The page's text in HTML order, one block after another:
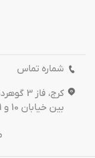
شماره تماس
کرج،
بین خیابان 10 و 11 فروشگاه بازی بازار